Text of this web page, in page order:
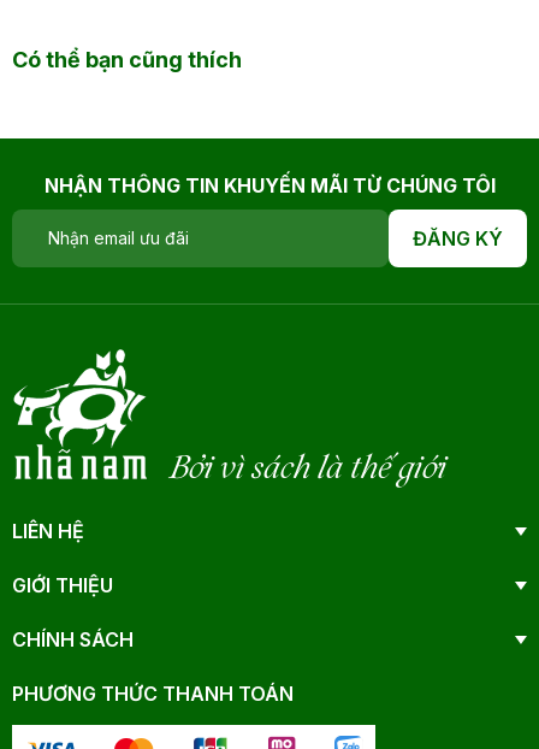
Có thể bạn cũng thích
NHẬN THÔNG TIN KHUYẾN MÃI TỪ CHÚNG TÔI
ĐĂNG KÝ
Bởi vì sách là thế giới
LIÊN HỆ
GIỚI THIỆU
CHÍNH SÁCH
PHƯƠNG THỨC THANH TOÁN